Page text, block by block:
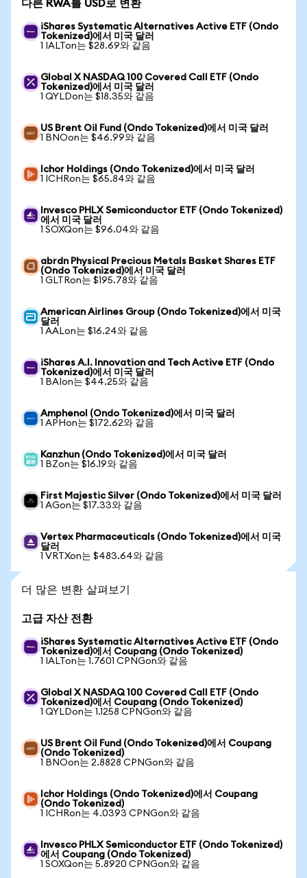
다른 RWA를 USD로 변환
iShares Systematic Alternatives Active ETF (Ondo
Tokenized)에서 미국 달러
1 IALTon는 $28.69와 같음
Global X NASDAQ 100 Covered Call ETF (Ondo
Tokenized)에서 미국 달러
1 QYLDon는 $18.35와 같음
US Brent Oil Fund (Ondo Tokenized)에서 미국 달러
1 BNOon는 $46.99와 같음
Ichor Holdings (Ondo Tokenized)에서 미국 달러
1 ICHRon는 $65.84와 같음
Invesco PHLX Semiconductor ETF (Ondo Tokenized)
에서 미국 달러
1 SOXQon는 $96.04와 같음
abrdn Physical Precious Metals Basket Shares ETF
(Ondo Tokenized)에서 미국 달러
1 GLTRon는 $195.78와 같음
American Airlines Group (Ondo Tokenized)에서 미국
달러
1 AALon는 $16.24와 같음
iShares A.I. Innovation and Tech Active ETF (Ondo
Tokenized)에서 미국 달러
1 BAIon는 $44.25와 같음
Amphenol (Ondo Tokenized)에서 미국 달러
1 APHon는 $172.62와 같음
Kanzhun (Ondo Tokenized)에서 미국 달러
1 BZon는 $16.19와 같음
First Majestic Silver (Ondo Tokenized)에서 미국 달러
1 AGon는 $17.33와 같음
Vertex Pharmaceuticals (Ondo Tokenized)에서 미국
달러
1 VRTXon는 $483.64와 같음
더 많은 변환 살펴보기
고급 자산 전환
iShares Systematic Alternatives Active ETF (Ondo
Tokenized)에서 Coupang (Ondo Tokenized)
1 IALTon는 1.7601 CPNGon와 같음
Global X NASDAQ 100 Covered Call ETF (Ondo
Tokenized)에서 Coupang (Ondo Tokenized)
1 QYLDon는 1.1258 CPNGon와 같음
US Brent Oil Fund (Ondo Tokenized)에서 Coupang
(Ondo Tokenized)
1 BNOon는 2.8828 CPNGon와 같음
Ichor Holdings (Ondo Tokenized)에서 Coupang
(Ondo Tokenized)
1 ICHRon는 4.0393 CPNGon와 같음
Invesco PHLX Semiconductor ETF (Ondo Tokenized)
에서 Coupang (Ondo Tokenized)
1 SOXQon는 5.8920 CPNGon와 같음